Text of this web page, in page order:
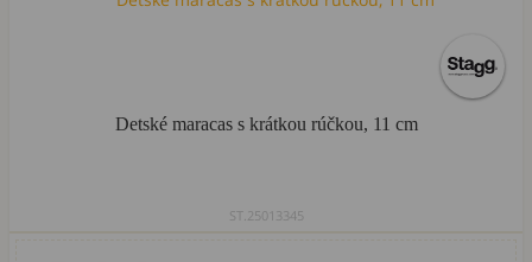
Detské maracas s krátkou rúčkou, 11 cm
ST.25013345